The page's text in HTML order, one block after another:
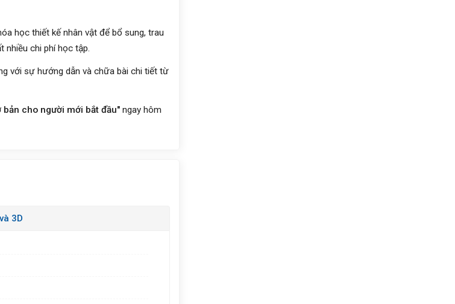
học thiết kế nhân vật để bổ sung, trau
nhiều chi phí học tập.
với sự hướng dẫn và chữa bài chi tiết từ
cho người mới bắt đầu" ngay hôm
3D